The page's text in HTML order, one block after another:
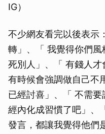
IG）
不少網友看完以後表示
轉」、「 我覺得你們
死別人」、「 有錢人才
有時候會強調做自己不
已經討喜」、「 不需
經內化成習慣了吧」、
發言，都讓我覺得他們